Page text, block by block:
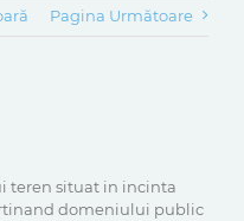
Pagina Următoare
teren situat in incinta
domeniului public